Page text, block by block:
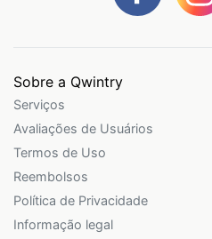
Sobre a Qwintry
Serviços
Avaliações de Usuários
Termos de Uso
Reembolsos
Política de Privacidade
Informação legal